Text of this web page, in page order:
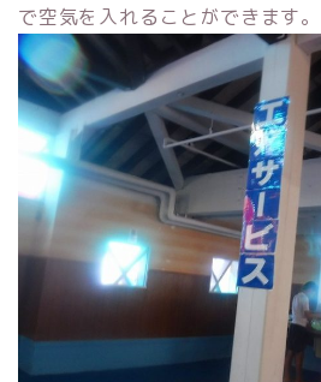
で空気を入れることができます。